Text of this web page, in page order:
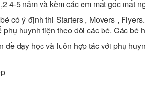
4-5 năm và kèm các em mất gốc mất
có ý định thi Starters , Movers ,
huynh tiện theo dõi các bé. Các bé
đề dạy học và luôn hợp tác với phụ